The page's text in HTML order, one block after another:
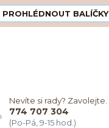
PROHLÉDNOUT BALÍČKY
Nevíte si rady? Zavolejte.
774 707 304
(Po-Pá, 9-15 hod.)